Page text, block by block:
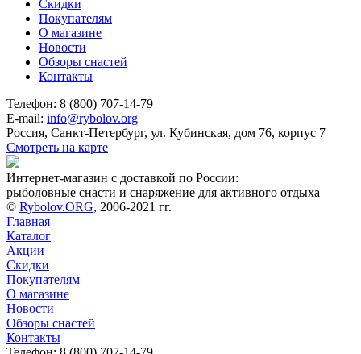
Скидки
Покупателям
О магазине
Новости
Обзоры снастей
Контакты
Телефон: 8 (800) 707-14-79
E-mail: info@rybolov.org
Россия, Санкт-Петербург, ул. Кубинская, дом 76, корпус 7
Смотреть на карте
Интернет-магазин с доставкой по России:
рыболовные снасти и снаряжение для активного отдыха
© Rybolov.ORG, 2006-2021 гг.
Главная
Каталог
Акции
Скидки
Покупателям
О магазине
Новости
Обзоры снастей
Контакты